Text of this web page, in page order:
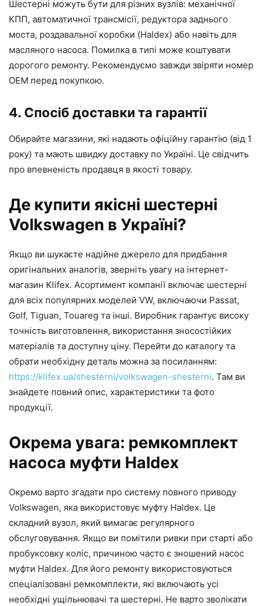
Шестерні можуть бути для різних вузлів: механічної
КПП, автоматичної трансмісії, редуктора заднього
моста, роздавальної коробки (Haldex) або навіть для
масляного насоса. Помилка в типі може коштувати
дорогого ремонту. Рекомендуємо завжди звіряти номер
OEM перед покупкою.
4. Спосіб доставки та гарантії
Обирайте магазини, які надають офіційну гарантію (від 1
року) та мають швидку доставку по Україні. Це свідчить
про впевненість продавця в якості товару.
Де купити якісні шестерні
Volkswagen в Україні?
Якщо ви шукаєте надійне джерело для придбання
оригінальних аналогів, зверніть увагу на інтернет-
магазин Klifex. Асортимент компанії включає шестерні
для всіх популярних моделей VW, включаючи Passat,
Golf, Tiguan, Touareg та інші. Виробник гарантує високу
точність виготовлення, використання зносостійких
матеріалів та доступну ціну. Перейти до каталогу та
обрати необхідну деталь можна за посиланням:
https://klifex.ua/shesterni/volkswagen-shesterni. Там ви
знайдете повний опис, характеристики та фото
продукції.
Окрема увага: ремкомплект
насоса муфти Haldex
Окремо варто згадати про систему повного приводу
Volkswagen, яка використовує муфту Haldex. Це
складний вузол, який вимагає регулярного
обслуговування. Якщо ви помітили ривки при старті або
пробуксовку коліс, причиною часто є зношений насос
муфти Haldex. Для його ремонту використовуються
спеціалізовані ремкомплекти, які включають усі
необхідні ущільнювачі та шестерні. Не варто зволікати